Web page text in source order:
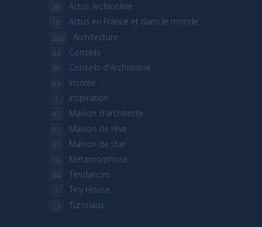
Actus Archionline
28
Actus en France et dans le monde
18
Architecture
206
Conseils
34
Conseils d'Archionline
30
Insolite
53
Inspiration
1
Maison d'architecte
47
Maison de rêve
51
Maison de star
27
Métamorphose
16
Tendances
44
Tiny House
7
Tutoriaux
23